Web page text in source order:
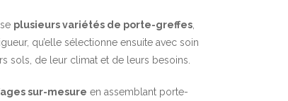
plusieurs variétés de porte-greffes
qu’elle sélectionne ensuite avec soin
sols, de leur climat et de leurs besoins.
sur-mesure en assemblant porte-